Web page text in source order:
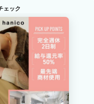
択
ェック